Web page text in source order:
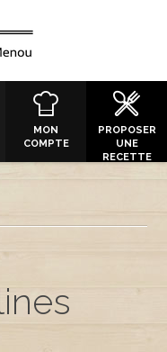
MON
COMPTE
PROPOSER
UNE
RECETTE